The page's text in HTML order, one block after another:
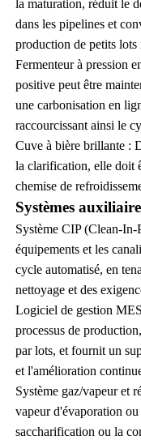
la maturation, réduit le
dans les pipelines et
production de petits lots
Fermenteur à pression
positive peut être
une carbonisation en
raccourcissant ainsi le
Cuve à bière brillante :
la clarification, elle doit
chemise de
Systèmes
Système CIP (Clean-
équipements et les
cycle automatisé, en
nettoyage et des
Logiciel de gestion
processus de
par lots, et fournit un
et l'amélioration
Système gaz/vapeur et
vapeur d'évaporation
saccharification ou la